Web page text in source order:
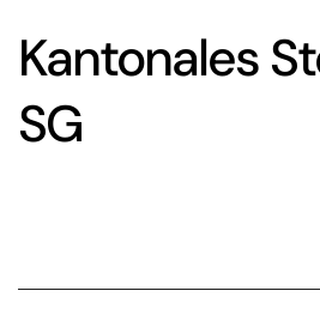
Kantonales
SG